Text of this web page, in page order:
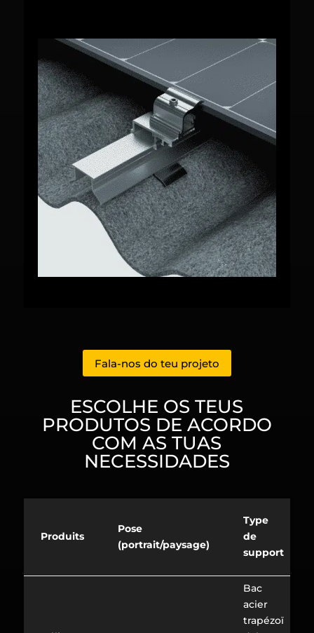
Fala-nos do teu projeto
ESCOLHE OS TEUS
PRODUTOS DE ACORDO
COM AS TUAS
NECESSIDADES
Produits
Pose
(portrait/paysage)
Type
de
support
Bac
acier
trapézoï